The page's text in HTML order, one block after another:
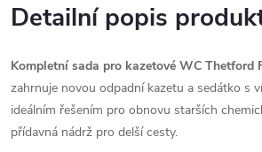
Detailní popis
Kompletní sada pro kazetové WC Thetford
zahrnuje novou odpadní kazetu a sedátko s
ideálním řešením pro obnovu starších
přídavná nádrž pro delší cesty.